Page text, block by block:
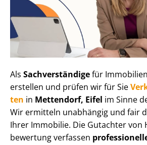
Als Sachverständigefür
erstellen und prüfen wir für Sie
ten in Mettendorf, Eifel im Sinne
Wir ermitteln unabhängig und fair
Ihrer Immobilie. Die Gutachter
be­wer­tung verfassen